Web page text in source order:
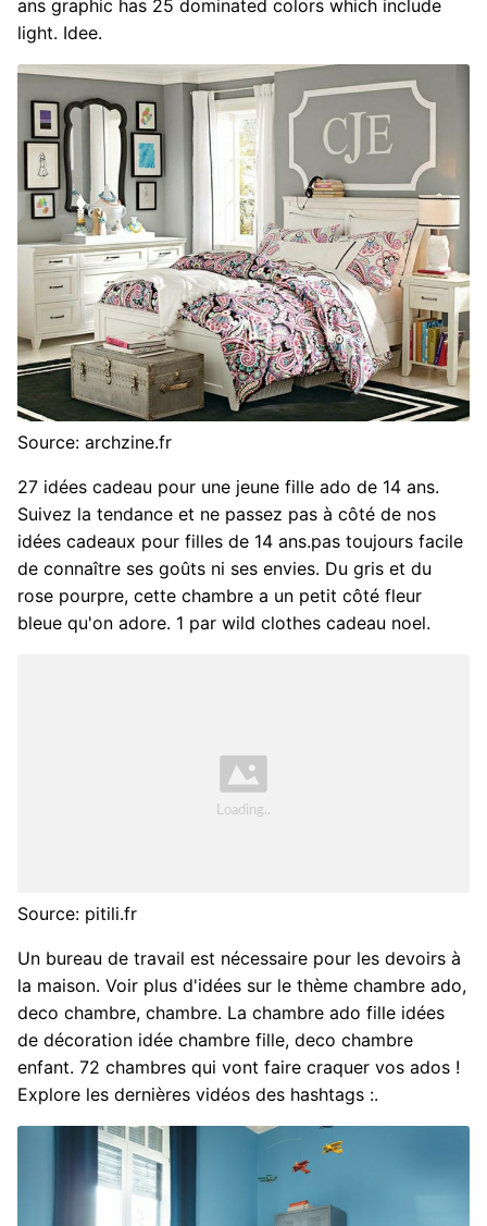
ans graphic has 25 dominated colors which include
light. Idee.
Source: archzine.fr
27 idées cadeau pour une jeune fille ado de 14 ans.
Suivez la tendance et ne passez pas à côté de nos
idées cadeaux pour filles de 14 ans.pas toujours facile
de connaître ses goûts ni ses envies. Du gris et du
rose pourpre, cette chambre a un petit côté fleur
bleue qu'on adore. 1 par wild clothes cadeau noel.
Source: pitili.fr
Un bureau de travail est nécessaire pour les devoirs à
la maison. Voir plus d'idées sur le thème chambre ado,
deco chambre, chambre. La chambre ado fille idées
de décoration idée chambre fille, deco chambre
enfant. 72 chambres qui vont faire craquer vos ados !
Explore les dernières vidéos des hashtags :.